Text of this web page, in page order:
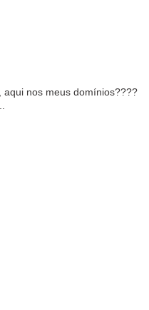
aqui nos meus domínios????